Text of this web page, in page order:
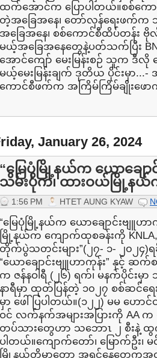
ထက်အောင်က ပြောပါတယ်။စစ်ကေ
တဲ့အခြေအနေ၊ တော်လှန်ရေးဖက်က
အခြေအနေ၊ စစ်ကောင်စီထိပ်တန်း ဗိုလ်
မယ့်အခြေအနေတွေနဲ့ပတ်သက်ပြီး
အောင်ကျော် မေးမြန်းစဉ် သူက ဒီ
မယ့်မေးမြန်းချက် ဒုတိယ ပိုင်းမှာ
ကောင်စီဖက်က အကြိမ်ကြိမ်ချိုးဖောက်
January 26, 2024
“မြေပုံမြို့နယ်က ယောချေ
သိမ်းပိုက်၊ ထားဝယ်မြို့နယ်
1:56 PM HTET AUNG KYAW
“မြေပုံမြို့နယ်က ယောချောင်းဗျူဟ
မြို့နယ်က ကျောက်ထုစခန်းကို
တိုက်ပွဲသတင်းများ”(၂၇- ၁- ၂၀၂၄)
“ယောချောင်းဗျူဟာကုန်း” နှင့် ဆ
က ဇန်နဝါရီ (၂၆) ရက်၊ မနက်ပိုင်
နာရီမှာ ထုတ်ပြန်တဲ့ ၁၀၂၇ စစ်ဆင်ရ
မှာ ဖေါ်ပြပါတယ်။(၁၂၂) မမ ဟော
ဝင် လက်နက်အများအပြားကို AA က
တပ်သားတွေဟာ သဘောၤ ၂ စီးနဲ့ ထွ
ပါတယ်။ကျောက်တော်၊ မြောက်ဦး၊ မ
မြို့နယ်တို့မှာတော့ အရင်နေ့တွေကအ